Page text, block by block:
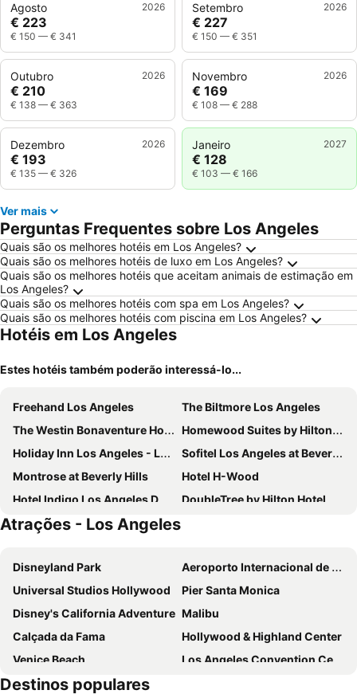
Agosto 2026
€ 223
€ 150 — € 341
Setembro 2026
€ 227
€ 150 — € 351
Outubro 2026
€ 210
€ 138 — € 363
Novembro 2026
€ 169
€ 108 — € 288
Dezembro 2026
€ 193
€ 135 — € 326
Janeiro 2027
€ 128
€ 103 — € 166
Ver mais
Perguntas Frequentes sobre Los Angeles
Quais são os melhores hotéis em Los Angeles?
Quais são os melhores hotéis de luxo em Los Angeles?
Quais são os melhores hotéis que aceitam animais de estimação em
Los Angeles?
Quais são os melhores hotéis com spa em Los Angeles?
Quais são os melhores hotéis com piscina em Los Angeles?
Hotéis em Los Angeles
Estes hotéis também poderão interessá-lo...
Freehand Los Angeles
The Biltmore Los Angeles
The Westin Bonaventure Hotel & Suites, Los Angeles
Homewood Suites by Hilton Los Angeles International Airport
Holiday Inn Los Angeles - LAX Airport by IHG
Sofitel Los Angeles at Beverly Hills
Montrose at Beverly Hills
Hotel H-Wood
Hotel Indigo Los Angeles Downtown By Ihg
DoubleTree by Hilton Hotel Los Angeles Downtown
citizenM Los Angeles Downtown
Hotel Ziggy on Sunset
Hyatt House LA - University Medical Center
The LINE Hotel LA
Moxy Downtown Los Angeles
Hollywood Inn Suites Hotel
Hotel MdR Marina del Rey - a DoubleTree by Hilton
Loews Hollywood Hotel
SureStay Hotel by Best Western Santa Monica
The Hollywood Franklin Hotel near Universal Studios
Holiday Inn Express & Suites Hollywood Walk Of Fame By Ihg
Hyatt Place LAX/Century Blvd
Atrações - Los Angeles
Disneyland Park
Aeroporto Internacional de Los Angeles
Universal Studios Hollywood
Pier Santa Monica
Disney's California Adventure Malibu
Calçada da Fama
Hollywood & Highland Center
Venice Beach
Los Angeles Convention Center
Anaheim Convention Center
Destinos populares